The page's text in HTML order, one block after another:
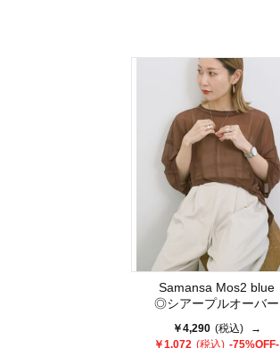
Samansa Mos2 blue
◎シアープルオーバー
￥4,290 (税込)
→
￥1,072 (税込) -75%OFF-